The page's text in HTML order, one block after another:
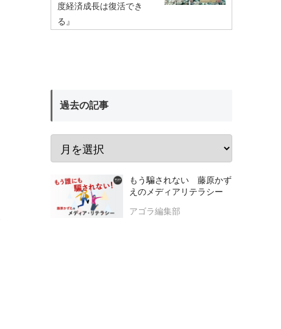
度経済成長は復活でき
る』
過去の記事
もう騙されない 藤原かず
えのメディアリテラシー
アゴラ編集部